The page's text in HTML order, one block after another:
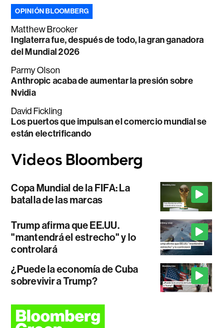
OPINIÓN BLOOMBERG
Matthew Brooker
Inglaterra fue, después de todo, la gran ganadora
del Mundial 2026
Parmy Olson
Anthropic acaba de aumentar la presión sobre
Nvidia
David Fickling
Los puertos que impulsan el comercio mundial se
están electrificando
Copa Mundial de la FIFA: La
batalla de las marcas
Trump afirma que EE.UU.
"mantendrá el estrecho" y lo
controlará
¿Puede la economía de Cuba
sobrevivir a Trump?